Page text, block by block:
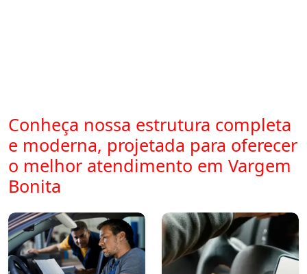
Conheça nossa estrutura completa
e moderna, projetada para oferecer
o melhor atendimento em Vargem
Bonita